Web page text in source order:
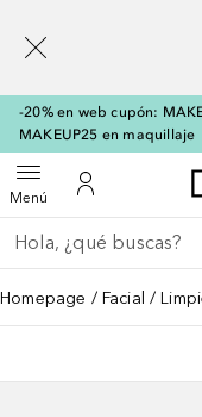
-20% en web cupón:
MAKEUP25 en maquillaje
MenúAbrir menúMi cuenta
Regresar
Ejecutar búsqueda
Homepage Facial